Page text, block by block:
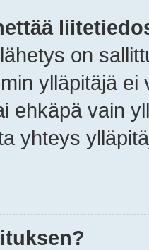
on
ylläpitäjä
ehkäpä vain
yhteys